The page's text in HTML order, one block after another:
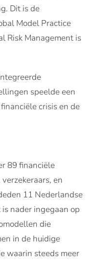
Dit is de
Model Practice
Risk Management is
speelde een
crisis en de
89 financiële
en
11 Nederlandse
nader ingegaan op
die
in de huidige
waarin steeds meer